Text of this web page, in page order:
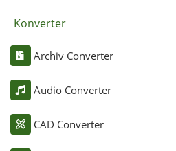
Konverter
Archiv Converter
Audio Converter
CAD Converter